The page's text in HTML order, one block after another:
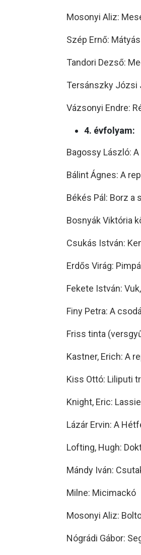
Mosonyi Aliz:
Szép Ernő:
Tandori Dezső:
Tersánszky Józsi
Vázsonyi Endre:
4. évfolyam:
Bagossy László:
Bálint Ágnes: A
Békés Pál: Borz a
Bosnyák Viktória
Csukás István:
Erdős Virág:
Fekete István:
Finy Petra: A
Friss tinta
Kastner, Erich: A
Kiss Ottó: Liliputi
Knight, Eric:
Lázár Ervin: A
Lofting, Hugh:
Mándy Iván:
Milne: Micimackó
Mosonyi Aliz:
Nógrádi Gábor: